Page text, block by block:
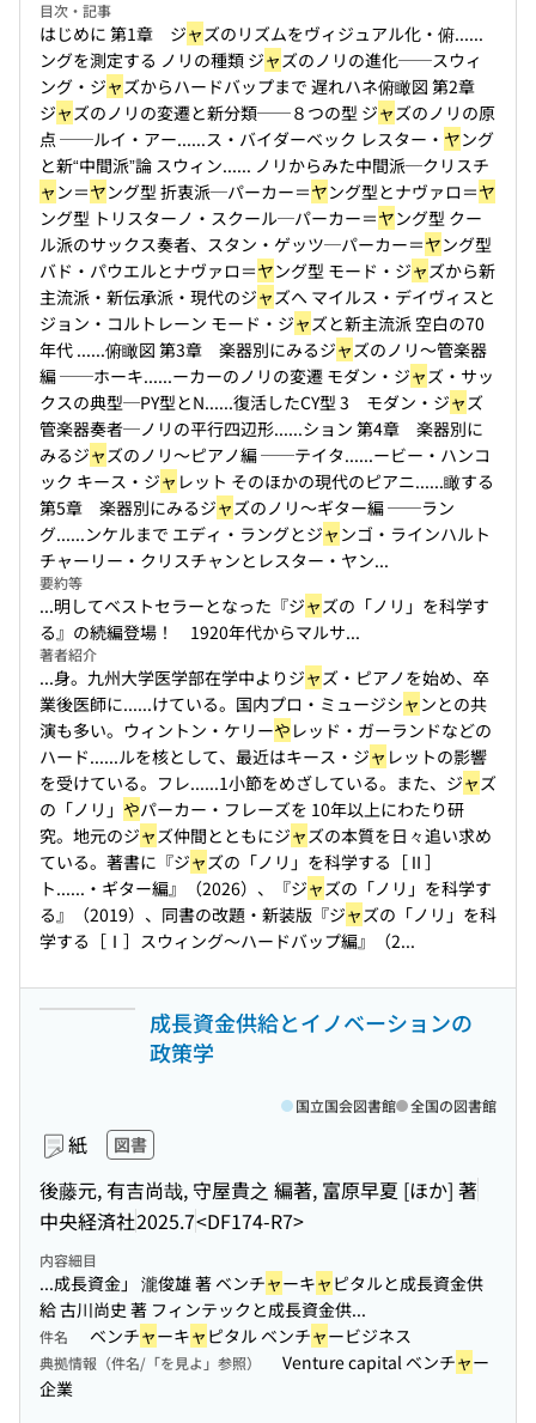
目次・記事
はじめに 第1章 ジャズのリズムをヴィジュアル化・俯......
ングを測定する ノリの種類 ジャズのノリの進化──スウィ
ング・ジャズからハードバップまで 遅れハネ俯瞰図 第2章
ジャズのノリの変遷と新分類──８つの型 ジャズのノリの原
点 ──ルイ・アー......ス・バイダーベック レスター・ ヤング
と新“中間派”論 スウィン...... ノリからみた中間派─クリスチ
ャ ン＝ヤング型 折衷派─パーカー＝ヤング型とナヴァロ＝ヤ
ング型 トリスターノ・スクール─パーカー＝ヤング型 クー
ル派のサックス奏者、スタン・ゲッツ─パーカー＝ヤング型
バド・パウエルとナヴァロ＝ヤング型 モード・ジャズから新
主流派・新伝承派・現代のジャズへ マイルス・デイヴィスと
ジョン・コルトレーン モード・ジャズと新主流派 空白の70
年代 ......俯瞰図 第3章 楽器別にみるジャズのノリ〜管楽器
編 ──ホーキ......ーカーのノリの変遷 モダン・ジャズ・サッ
クスの典型─PY型とN......復活したCY型 3 モダン・ジャズ
管楽器奏者─ノリの平行四辺形......ション 第4章 楽器別に
みるジャズのノリ〜ピアノ編 ──テイタ......ービー・ハンコ
ック キース・ジャ レット そのほかの現代のピアニ......瞰する
第5章 楽器別にみるジャズのノリ〜ギター編 ──ラン
グ......ンケルまで エディ・ラングとジャ ンゴ・ラインハルト
チャーリー・クリスチャンとレスター・ヤン...
要約等
...明してベストセラーとなった『ジャズの「ノリ」を科学す
る』の続編登場！ 1920年代からマルサ...
著者紹介
...身。九州大学医学部在学中よりジャズ・ピアノを始め、卒
業後医師に......けている。国内プロ・ミュージシャ ンとの共
演も多い。ウィントン・ケリーや レッド・ガーランドなどの
ハード......ルを核として、最近はキース・ジャ レットの影響
を受けている。フレ......1小節をめざしている。また、ジャズ
の「ノリ」 やパーカー・フレーズを 10年以上にわたり研
究。地元のジャズ仲間とともにジャズの本質を日々追い求め
ている。著書に『ジャズの「ノリ」を科学する［Ⅱ］
ト......・ギター編』（2026）、『ジャズの「ノリ」を科学す
る』（2019）、同書の改題・新装版『ジャズの「ノリ」を科
学する［Ⅰ］スウィング〜ハードバップ編』（2...
成長資金供給とイノベーションの
政策学
紙 図書
後藤元, 有吉尚哉, 守屋貴之 編著, 富原早夏 [ほか] 著
中央経済社2025.7<DF174-R7>
国立国会図書館 全国の図書館
内容細目
...成長資金」 瀧俊雄 著 ベンチャーキャ ピタルと成長資金供
給 古川尚史 著 フィンテックと成長資金供...
件名 ベンチャーキャ ピタル ベンチャービジネス
典拠情報（件名/「を見よ」参照） Venture capital ベンチャー
企業